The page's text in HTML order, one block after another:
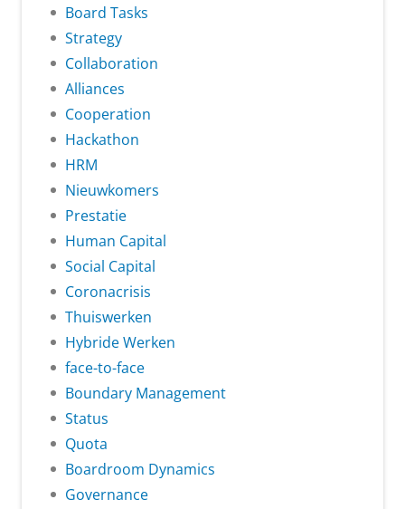
Board Tasks
Strategy
Collaboration
Alliances
Cooperation
Hackathon
HRM
Nieuwkomers
Prestatie
Human Capital
Social Capital
Coronacrisis
Thuiswerken
Hybride Werken
face-to-face
Boundary Management
Status
Quota
Boardroom Dynamics
Governance